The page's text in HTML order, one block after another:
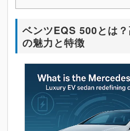
ベンツEQS 500とは
の魅力と特徴